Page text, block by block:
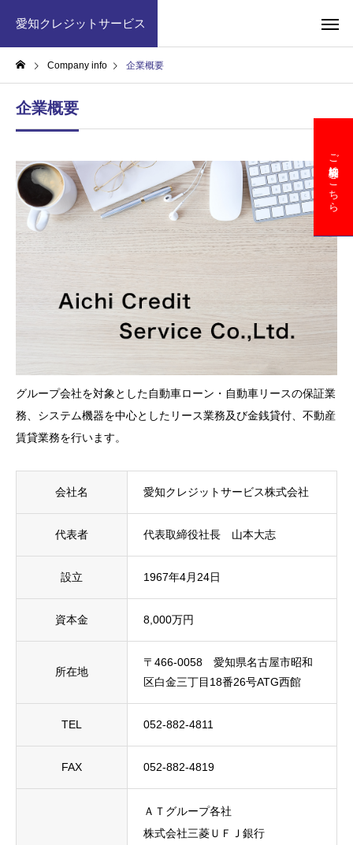
愛知クレジットサービス
Company info 企業概要
企業概要
グループ会社を対象とした自動車ローン・自動車リースの保証業
務、システム機器を中心としたリース業務及び金銭貸付、不動産
賃貸業務を行います。
会社名 愛知クレジットサービス株式会社
代表者 代表取締役社長 山本大志
設立 1967年4月24日
資本金 8,000万円
所在地
〒466-0058 愛知県名古屋市昭和
区白金三丁目18番26号ATG西館
TEL 052-882-4811
FAX 052-882-4819
ＡＴグループ各社
株式会社三菱ＵＦＪ銀行
ご契約者様はこちら